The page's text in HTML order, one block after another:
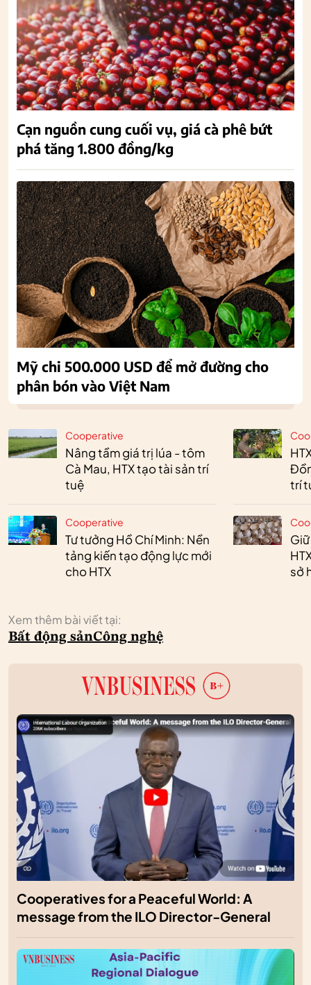
Cooperative
Nâng tầm giá trị lúa - tôm
Cà Mau, HTX tạo tài sản trí
tuệ
Cooperative
Tư tưởng Hồ Chí Minh: Nền
tảng kiến tạo động lực mới
cho HTX
trí
sở
Xem thêm bài viết tại:
Bất động sảnCông nghệ
Cạn nguồn cung cuối vụ, giá cà phê bứt
phá tăng 1.800 đồng/kg
Mỹ chi 500.000 USD để mở đường cho
phân bón vào Việt Nam
Cooperatives for a Peaceful World: A
message from the ILO Director-General